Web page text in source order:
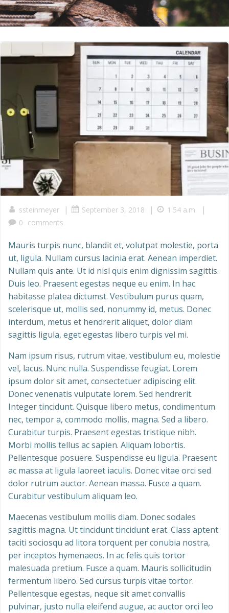
ssteinmeyer | September 3, 2018 | 1:54 a.m. |
0 comments
Mauris turpis nunc, blandit et, volutpat molestie, porta
ut, ligula. Nullam cursus lacinia erat. Aenean imperdiet.
Nullam quis ante. Ut id nisl quis enim dignissim sagittis.
Duis leo. Praesent egestas neque eu enim. In hac
habitasse platea dictumst. Vestibulum purus quam,
scelerisque ut, mollis sed, nonummy id, metus. Donec
interdum, metus et hendrerit aliquet, dolor diam
sagittis ligula, eget egestas libero turpis vel mi.
Nam ipsum risus, rutrum vitae, vestibulum eu, molestie
vel, lacus. Nunc nulla. Suspendisse feugiat. Lorem
ipsum dolor sit amet, consectetuer adipiscing elit.
Donec venenatis vulputate lorem. Sed hendrerit.
Integer tincidunt. Quisque libero metus, condimentum
nec, tempor a, commodo mollis, magna. Sed a libero.
Curabitur turpis. Praesent egestas tristique nibh.
Morbi mollis tellus ac sapien. Aliquam lobortis.
Pellentesque posuere. Suspendisse eu ligula. Praesent
ac massa at ligula laoreet iaculis. Donec vitae orci sed
dolor rutrum auctor. Aenean massa. Fusce a quam.
Curabitur vestibulum aliquam leo.
Maecenas vestibulum mollis diam. Donec sodales
sagittis magna. Ut tincidunt tincidunt erat. Class aptent
taciti sociosqu ad litora torquent per conubia nostra,
per inceptos hymenaeos. In ac felis quis tortor
malesuada pretium. Fusce a quam. Mauris sollicitudin
fermentum libero. Sed cursus turpis vitae tortor.
Pellentesque egestas, neque sit amet convallis
pulvinar, justo nulla eleifend augue, ac auctor orci leo